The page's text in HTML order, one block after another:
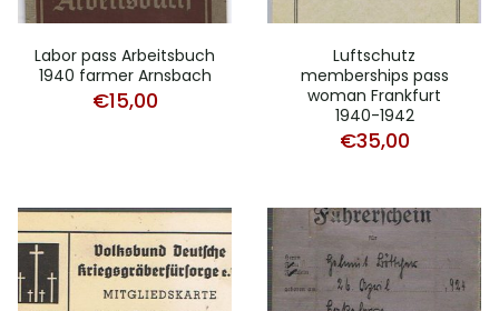
Labor pass Arbeitsbuch
1940 farmer Arnsbach
€15,00
Luftschutz
memberships pass
woman Frankfurt
1940-1942
€35,00